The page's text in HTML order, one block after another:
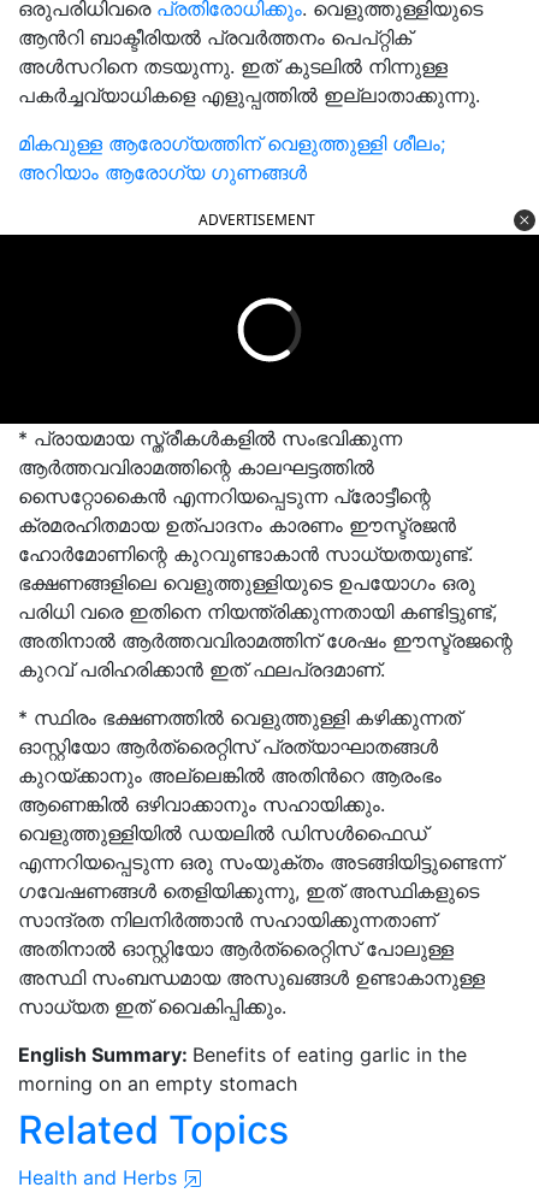
ഒരുപരിധിവരെ പ്രതിരോധിക്കും. വെളുത്തുള്ളിയുടെ
ആൻറി ബാക്ടീരിയൽ പ്രവർത്തനം പെപ്റ്റിക്
അൾസറിനെ തടയുന്നു. ഇത് കുടലിൽ നിന്നുള്ള
പകർച്ചവ്യാധികളെ എളുപ്പത്തിൽ ഇല്ലാതാക്കുന്നു.
മികവുള്ള ആരോഗ്യത്തിന് വെളുത്തുള്ളി ശീലം;
അറിയാം ആരോഗ്യ ഗുണങ്ങൾ
ADVERTISEMENT
* പ്രായമായ സ്ത്രീകൾകളിൽ സംഭവിക്കുന്ന
ആർത്തവവിരാമത്തിന്റെ കാലഘട്ടത്തിൽ
സൈറ്റോകൈൻ എന്നറിയപ്പെടുന്ന പ്രോട്ടീന്റെ
ക്രമരഹിതമായ ഉത്പാദനം കാരണം ഈസ്ട്രജൻ
ഹോർമോണിന്റെ കുറവുണ്ടാകാൻ സാധ്യതയുണ്ട്.
ഭക്ഷണങ്ങളിലെ വെളുത്തുള്ളിയുടെ ഉപയോഗം ഒരു
പരിധി വരെ ഇതിനെ നിയന്ത്രിക്കുന്നതായി കണ്ടിട്ടുണ്ട്,
അതിനാൽ ആർത്തവവിരാമത്തിന് ശേഷം ഈസ്ട്രജന്റെ
കുറവ് പരിഹരിക്കാൻ ഇത് ഫലപ്രദമാണ്.
* സ്ഥിരം ഭക്ഷണത്തിൽ വെളുത്തുള്ളി കഴിക്കുന്നത്
ഓസ്റ്റിയോ ആർത്രൈറ്റിസ് പ്രത്യാഘാതങ്ങൾ
കുറയ്ക്കാനും അല്ലെങ്കിൽ അതിൻറെ ആരംഭം
ആണെങ്കിൽ ഒഴിവാക്കാനും സഹായിക്കും.
വെളുത്തുള്ളിയിൽ ഡയലിൽ ഡിസൾഫൈഡ്
എന്നറിയപ്പെടുന്ന ഒരു സംയുക്തം അടങ്ങിയിട്ടുണ്ടെന്ന്
ഗവേഷണങ്ങൾ തെളിയിക്കുന്നു, ഇത് അസ്ഥികളുടെ
സാന്ദ്രത നിലനിർത്താൻ സഹായിക്കുന്നതാണ്
അതിനാൽ ഓസ്റ്റിയോ ആർത്രൈറ്റിസ് പോലുള്ള
അസ്ഥി സംബന്ധമായ അസുഖങ്ങൾ ഉണ്ടാകാനുള്ള
സാധ്യത ഇത് വൈകിപ്പിക്കും.
English Summary: Benefits of eating garlic in the
morning on an empty stomach
Related Topics
Health and Herbs